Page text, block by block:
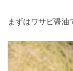
まずはワサビ醤油